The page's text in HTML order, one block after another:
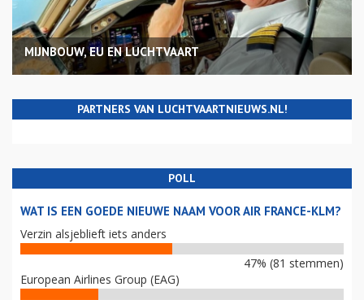
MIJNBOUW, EU EN LUCHTVAART
PARTNERS VAN LUCHTVAARTNIEUWS.NL!
POLL
WAT IS EEN GOEDE NIEUWE NAAM VOOR AIR FRANCE-KLM?
Verzin alsjeblieft iets anders
47% (81 stemmen)
European Airlines Group (EAG)